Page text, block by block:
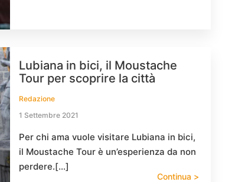
Lubiana in bici, il Moustache
Tour per scoprire la città
Redazione
1 Settembre 2021
Per chi ama vuole visitare Lubiana in bici,
il Moustache Tour è un’esperienza da non
perdere.[…]
Continua >